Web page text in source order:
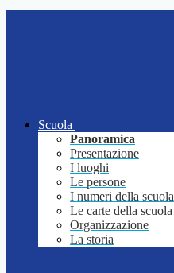
Scuola
Panoramica
Presentazione
I luoghi
Le persone
I numeri della scuola
Le carte della scuola
Organizzazione
La storia